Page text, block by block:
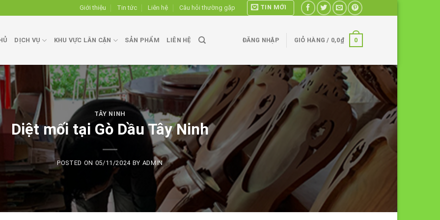
Giới thiệu Tin tức Liên hệ Câu hỏi thường gặp TIN MỚI
DỊCH VỤ KHU VỰC LÂN CẬN SẢN PHẨM LIÊN HỆ ĐĂNG NHẬP GIỎ HÀNG / 0,0₫ 0
TÂY NINH
Diệt mối tại Gò Dầu Tây Ninh
POSTED ON 05/11/2024 BY ADMIN